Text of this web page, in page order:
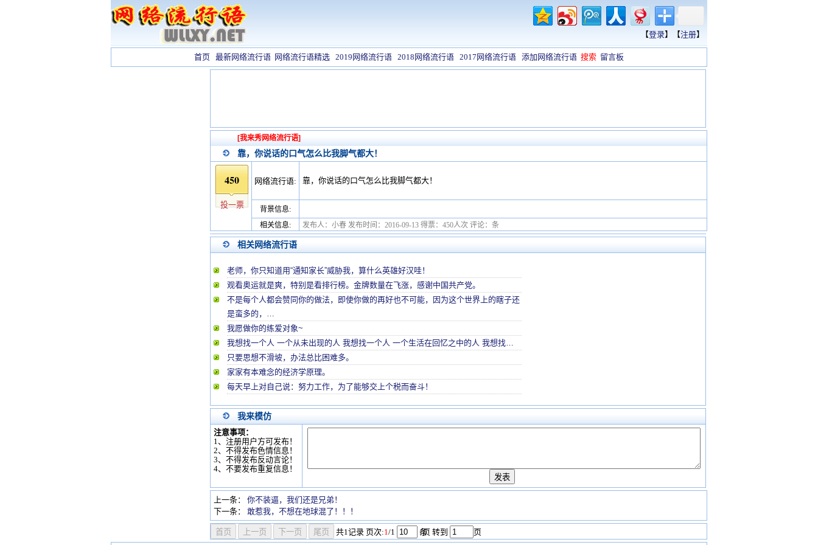
【登录】【注册】
首页 最新网络流行语 网络流行语精选 2019网络流行语 2018网络流行语 2017网络流行语 添加网络流行语 搜索 留言板
[我来秀网络流行语]
靠，你说话的口气怎么比我脚气都大！
450
投一票
网络流行语: 靠，你说话的口气怎么比我脚气都大！
背景信息:
相关信息:
发布人：小春 发布时间：2016-09-13 得票：450人次 评论：条
相关网络流行语
老师，你只知道用“通知家长”威胁我，算什么英雄好汉哇！
观看奥运就是爽，特别是看排行榜。金牌数量在飞涨，感谢中国共产党。
不是每个人都会赞同你的做法，即使你做的再好也不可能，因为这个世界上的瞎子还
是蛮多的，…
我愿做你的练爱对象~
我想找一个人 一个从未出现的人 我想找一个人 一个生活在回忆之中的人 我想找…
只要思想不滑坡，办法总比困难多。
家家有本难念的经济学原理。
每天早上对自己说：努力工作，为了能够交上个税而奋斗！
我来模仿
注意事项：
1、注册用户方可发布！
2、不得发布色情信息！
3、不得发布反动言论！
4、不要发布重复信息！
上一条：
你不装逼，我们还是兄弟！
下一条：
敢惹我，不想在地球混了！！！
共1记录 页次:1/1 条
/页 转到 页